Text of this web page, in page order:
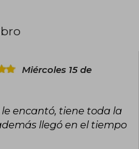
de su contenido didáctico
salto al mundo editorial con la
de Dani y Evan, en la
energía creativa a historias
amistad y descubrimiento. Los
compromiso por fomentar la
Miércoles 15 de
encantó, tiene toda la
llegó en el tiempo